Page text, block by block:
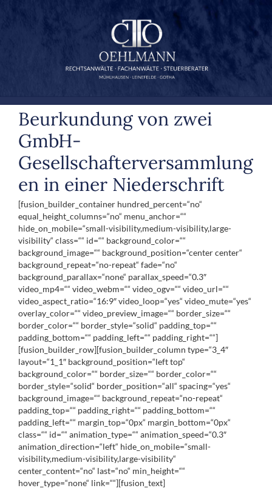
Beurkundung von zwei
GmbH-
Gesellschafterversammlung
en in einer Niederschrift
[fusion_builder_container hundred_percent=“no“
equal_height_columns=“no“ menu_anchor=““
hide_on_mobile=“small-visibility,medium-visibility,large-
visibility“ class=““ id=““ background_color=““
background_image=““ background_position=“center center“
background_repeat=“no-repeat“ fade=“no“
background_parallax=“none“ parallax_speed=“0.3″
video_mp4=““ video_webm=““ video_ogv=““ video_url=““
video_aspect_ratio=“16:9″ video_loop=“yes“ video_mute=“yes“
overlay_color=““ video_preview_image=““ border_size=““
border_color=““ border_style=“solid“ padding_top=““
padding_bottom=““ padding_left=““ padding_right=““]
[fusion_builder_row][fusion_builder_column type=“3_4″
layout=“1_1″ background_position=“left top“
background_color=““ border_size=““ border_color=““
border_style=“solid“ border_position=“all“ spacing=“yes“
background_image=““ background_repeat=“no-repeat“
padding_top=““ padding_right=““ padding_bottom=““
padding_left=““ margin_top=“0px“ margin_bottom=“0px“
class=““ id=““ animation_type=““ animation_speed=“0.3″
animation_direction=“left“ hide_on_mobile=“small-
visibility,medium-visibility,large-visibility“
center_content=“no“ last=“no“ min_height=““
hover_type=“none“ link=““][fusion_text]